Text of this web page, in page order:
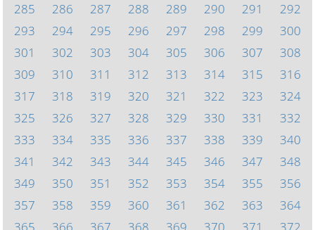
285
286 287 288 289 290 291
292
293
294 295 296 297 298 299
300
301
302 303 304 305 306 307
308
309
310 311 312 313 314 315
316
317
318 319 320 321 322 323
324
325
326 327 328 329 330 331
332
333
334 335 336 337 338 339
340
341
342 343 344 345 346 347
348
349
350 351 352 353 354 355
356
357
358 359 360 361 362 363
364